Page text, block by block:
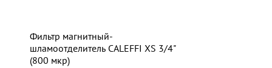
Фильтр магнитный-
шламоотделитель CALEFFI XS 3/4"
(800 мкр)